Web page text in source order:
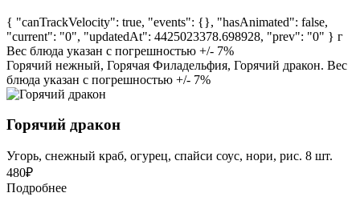
{ "canTrackVelocity": true, "events": {}, "hasAnimated": false,
"current": "0", "updatedAt": 4425023378.698928, "prev": "0" } г
Вес блюда указан с погрешностью +/- 7%
Горячий нежный, Горячая Филадельфия, Горячий дракон. Вес
блюда указан с погрешностью +/- 7%
Горячий дракон
Угорь, снежный краб, огурец, спайси соус, нори, рис. 8 шт.
480₽
Подробнее